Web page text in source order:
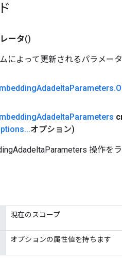
ータ()
によって更新されるパラメー
AdadeltaParameters.
AdadeltaParameters
...オプション)
操作を
現在のスコープ
オプションの属性値を持ちます